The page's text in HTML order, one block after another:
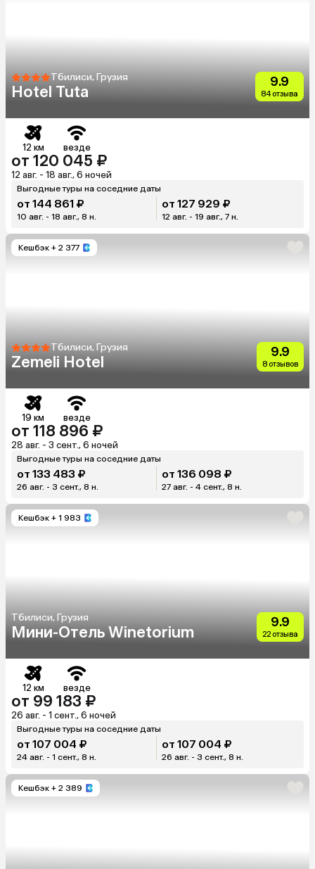
Тбилиси, Грузия
Hotel Tuta
9.9
84 отзыва
12 км везде
от 120 045 ₽
12 авг. - 18 авг., 6 ночей
Выгодные туры на соседние даты
от 144 861 ₽
10 авг. - 18 авг., 8 н.
от 127 929 ₽
12 авг. - 19 авг., 7 н.
Кешбэк + 2 377
Тбилиси, Грузия
Zemeli Hotel
9.9
8 отзывов
19 км везде
от 118 896 ₽
28 авг. - 3 сент., 6 ночей
Выгодные туры на соседние даты
от 133 483 ₽
26 авг. - 3 сент., 8 н.
от 136 098 ₽
27 авг. - 4 сент., 8 н.
Кешбэк + 1 983
Тбилиси, Грузия
Мини-Отель Winetorium
9.9
22 отзыва
12 км везде
от 99 183 ₽
26 авг. - 1 сент., 6 ночей
Выгодные туры на соседние даты
от 107 004 ₽
24 авг. - 1 сент., 8 н.
от 107 004 ₽
26 авг. - 3 сент., 8 н.
Кешбэк + 2 389